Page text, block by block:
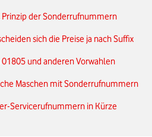
der Sonderrufnummern
sich die Preise ja nach Suffix
und anderen Vorwahlen
Maschen mit Sonderrufnummern
Servicerufnummern in Kürze